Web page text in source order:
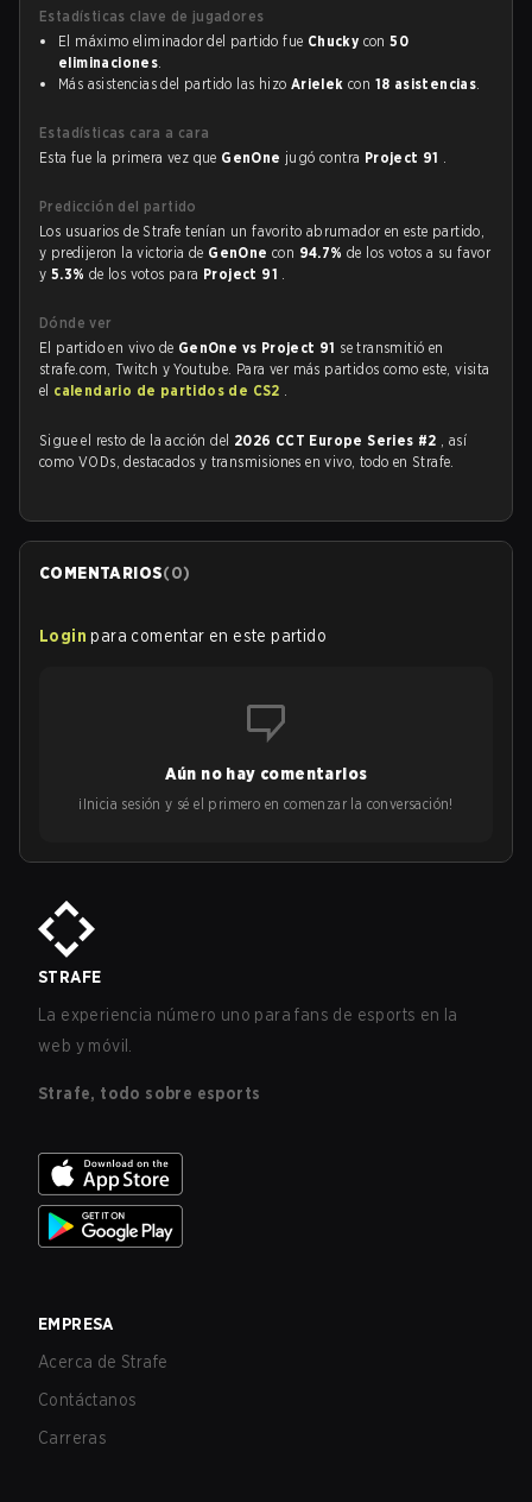
Estadísticas clave de jugadores
El máximo eliminador del partido fue Chucky con50
eliminaciones.
Más asistencias del partido las hizo Arielek con 18 asistencias.
Estadísticas cara a cara
Esta fue la primera vez que GenOne jugó contra Project 91 .
Predicción del partido
Los usuarios de Strafe tenían un favorito abrumador en este partido,
y predijeron la victoria de GenOnecon 94.7%de los votos a su favor
y 5.3% de los votos para Project 91 .
Dónde ver
El partido en vivo de GenOne vs Project 91 se transmitió en
strafe.com, Twitch y Youtube. Para ver más partidos como este, visita
el calendario de partidos de CS2 .
Sigue el resto de la acción del 2026 CCT Europe Series #2 , así
como VODs, destacados y transmisiones en vivo, todo en Strafe.
COMENTARIOS(0)
Login para comentar en este partido
Aún no hay comentarios
¡Inicia sesión y sé el primero en comenzar la conversación!
STRAFE
La experiencia número uno para fans de esports en la
web y móvil.
Strafe, todo sobre esports
EMPRESA
Acerca de Strafe
Contáctanos
Carreras